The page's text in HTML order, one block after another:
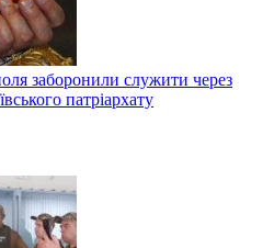
заборонили служити через
патріархату